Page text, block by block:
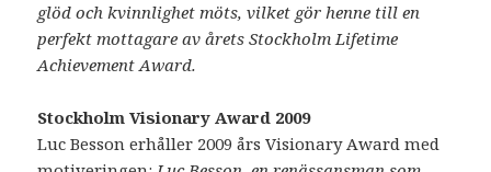
glöd och kvinnlighet möts, vilket gör henne till en
perfekt mottagare av årets Stockholm Lifetime
Achievement Award.
Stockholm Visionary Award 2009
Luc Besson erhåller 2009 års Visionary Award med